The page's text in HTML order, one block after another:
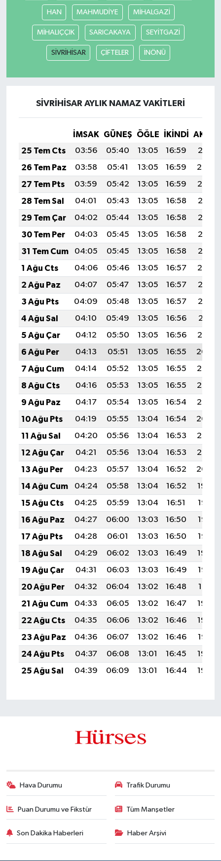
HAN MAHMUDİYE MİHALGAZİ
MİHALIÇÇIK SARICAKAYA SEYİTGAZİ
SİVRİHİSAR ÇİFTELER İNÖNÜ
SİVRİHİSAR AYLIK NAMAZ VAKITLERI
İMSAK GÜNEŞ ÖĞLE İKINDI
25 Tem Cts
03:56 05:40 13:05 16:59
20:21
26 Tem Paz
03:58 05:41 13:05 16:59
20:20
27 Tem Pts
03:59 05:42 13:05 16:59
20:19
28 Tem Sal
04:01 05:43 13:05 16:58
20:18
29 Tem Çar
04:02 05:44 13:05 16:58
20:17
30 Tem Per
04:03 05:45 13:05 16:58
20:16
31 Tem Cum
04:05 05:45 13:05 16:58
20:15
1 Ağu Cts
04:06 05:46 13:05 16:57
20:14
2 Ağu Paz
04:07 05:47 13:05 16:57
20:13
3 Ağu Pts
04:09 05:48 13:05 16:57
20:12
4 Ağu Sal
04:10 05:49 13:05 16:56
20:11
5 Ağu Çar
04:12 05:50 13:05 16:56
20:10
6 Ağu Per
04:13 05:51 13:05 16:55
20:09
7 Ağu Cum
04:14 05:52 13:05 16:55
20:08
8 Ağu Cts
04:16 05:53 13:05 16:55
20:07
9 Ağu Paz
04:17 05:54 13:05 16:54
20:05
10 Ağu Pts
04:19 05:55 13:04 16:54
20:04
11 Ağu Sal
04:20 05:56 13:04 16:53
20:03
12 Ağu Çar
04:21 05:56 13:04 16:53
20:02
13 Ağu Per
04:23 05:57 13:04 16:52
20:00
14 Ağu Cum
04:24 05:58 13:04 16:52
19:59
15 Ağu Cts
04:25 05:59 13:04 16:51
19:58
16 Ağu Paz
04:27 06:00 13:03 16:50
19:56
17 Ağu Pts
04:28 06:01 13:03 16:50
19:55
18 Ağu Sal
04:29 06:02 13:03 16:49
19:54
19 Ağu Çar
04:31 06:03 13:03 16:49
19:52
20 Ağu Per
04:32 06:04 13:02 16:48
19:51
21 Ağu Cum
04:33 06:05 13:02 16:47
19:50
22 Ağu Cts
04:35 06:06 13:02 16:46
19:48
23 Ağu Paz
04:36 06:07 13:02 16:46
19:47
24 Ağu Pts
04:37 06:08 13:01 16:45
19:45
25 Ağu Sal
04:39 06:09 13:01 16:44 19:44
Hava Durumu Trafik Durumu
Puan Durumu ve Fikstür Tüm Manşetler
Son Dakika Haberleri Haber Arşivi